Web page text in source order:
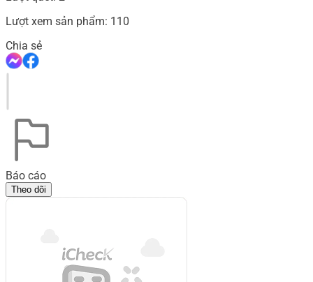
Lượt xem sản phẩm: 110
Chia sẻ
Báo cáo
Theo dõi